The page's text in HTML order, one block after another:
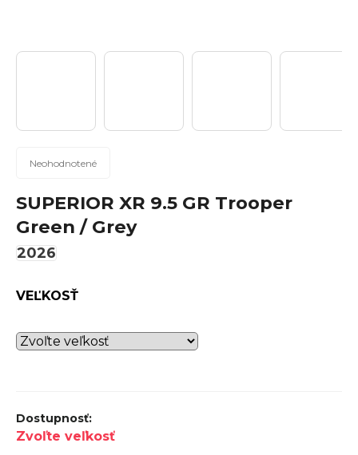
Priemerné
produktu
je
0,0
z
hviezdičiek.
Neohodnotené
SUPERIOR XR 9.5 GR Trooper
Green / Grey
2026
VEĽKOSŤ
Zvoľte veľkosť
?
Hľadať
O
p
o
č
a